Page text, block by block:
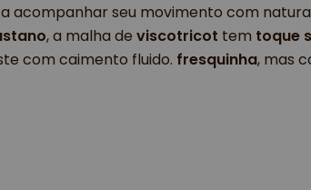
acompanhar seu movimento com
, a malha de viscotricot tem toque
com caimento fluido. fresquinha, mas